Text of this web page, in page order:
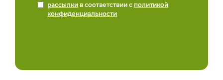
рассылки в соответствии с политикой
конфиденциальности